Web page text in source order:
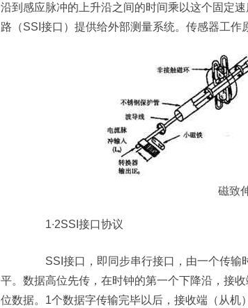
沿到感应脉冲的上升沿之间的时间乘以这个固定
路（SSI接口）提供给外部测量系统。传感器工作
磁致
1∙2SSI接口协议
SSI接口，即同步串行接口，由一个传输
平。数据高位先传，在时钟的第一个下降沿，接
位数据。1个数据字传输完毕以后，接收端（从